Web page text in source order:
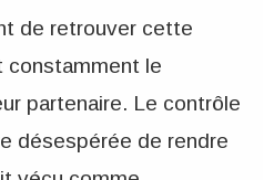
de retrouver cette
constamment le
partenaire. Le contrôle
désespérée de rendre